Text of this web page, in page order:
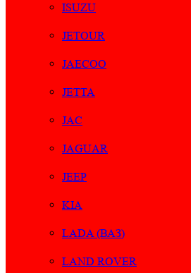
ISUZU
JETOUR
JAECOO
JETTA
JAC
JAGUAR
JEEP
KIA
LADA (ВАЗ)
LAND ROVER